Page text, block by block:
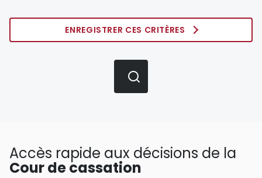
ENREGISTRER CES CRITÈRES
Accès rapide aux décisions de la
Cour de cassation